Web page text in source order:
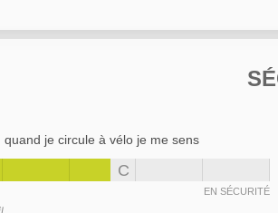
quand je circule à vélo je me sens
C
EN SÉCURITÉ